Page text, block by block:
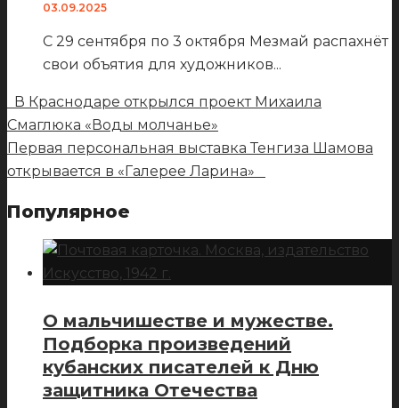
03.09.2025
С 29 сентября по 3 октября Мезмай распахнёт
свои объятия для художников...
В Краснодаре открылся проект Михаила
Смаглюка «Воды молчанье»
Первая персональная выставка Тенгиза Шамова
открывается в «Галерее Ларина»
Популярное
О мальчишестве и мужестве.
Подборка произведений
кубанских писателей к Дню
защитника Отечества